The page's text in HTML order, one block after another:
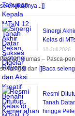
selengkapnya...]]
Sinergi
Kelas di
18 Juli 2026
Pitalah, Humas – Pasca-
semangat dan [[Baca
Resmi
Tanah
hingga